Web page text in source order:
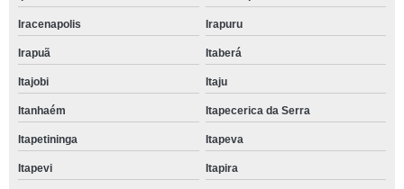
Iracenapolis Irapuru
Irapuã Itaberá
Itajobi Itaju
Itanhaém Itapecerica da Serra
Itapetininga Itapeva
Itapevi Itapira